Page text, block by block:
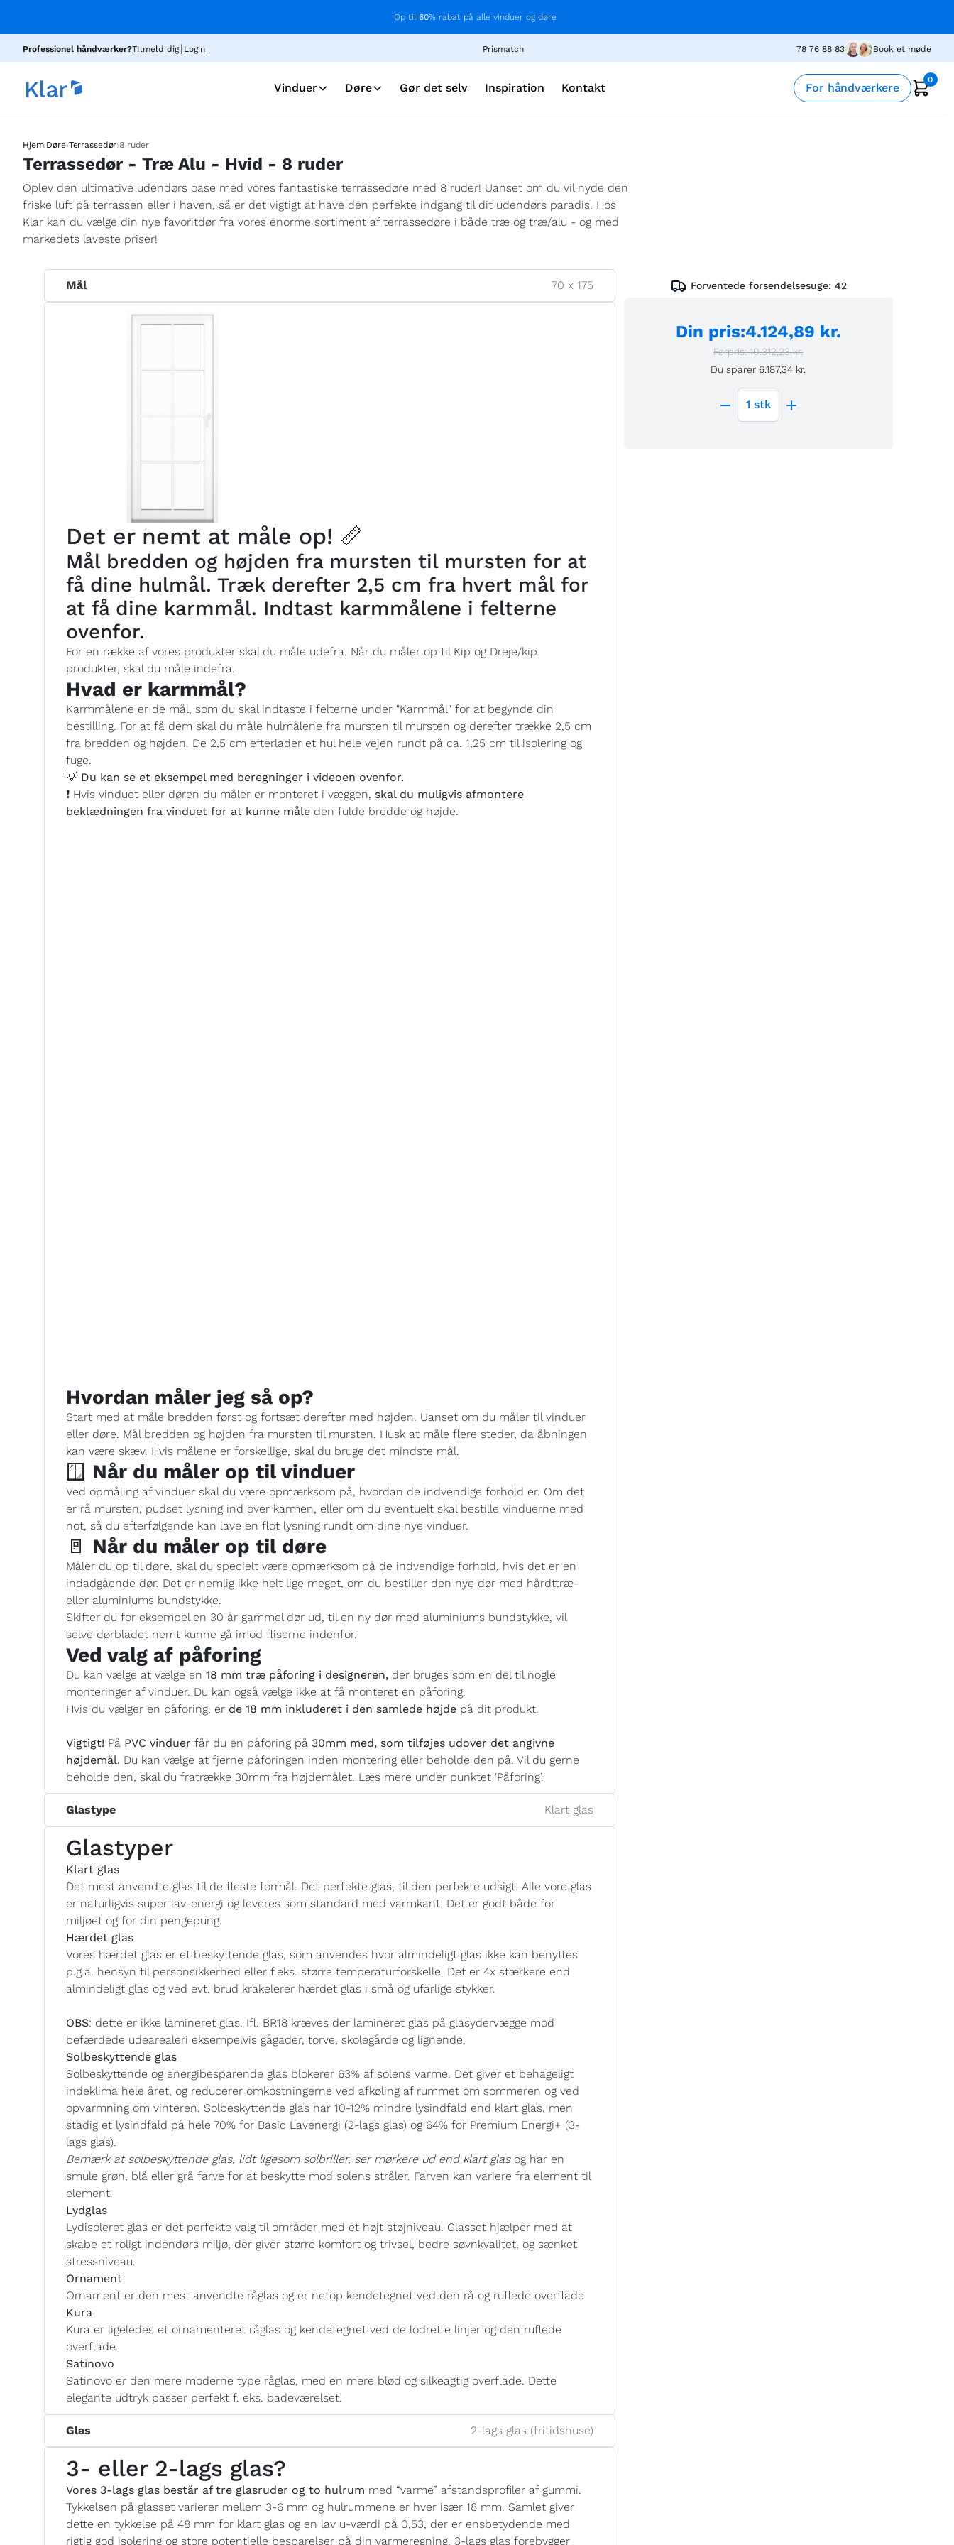
Op til 60% rabat på alle vinduer og døre
Professionel håndværker?TIlmeld dig Login Prismatch 78 76 88 83 Book et møde
Vinduer Døre Gør det selv Inspiration Kontakt For håndværkere
0
Hjem›Døre›Terrassedør›8 ruder
Terrassedør - Træ Alu - Hvid - 8 ruder
Oplev den ultimative udendørs oase med vores fantastiske terrassedøre med 8 ruder! Uanset om du vil nyde den
friske luft på terrassen eller i haven, så er det vigtigt at have den perfekte indgang til dit udendørs paradis. Hos
Klar kan du vælge din nye favoritdør fra vores enorme sortiment af terrassedøre i både træ og træ/alu - og med
markedets laveste priser!
Mål 70 x175
Det er nemt at måle op! 📏
Mål bredden og højden fra mursten til mursten for at
få dine hulmål. Træk derefter 2,5 cm fra hvert mål for
at få dine karmmål. Indtast karmmålene i felterne
ovenfor.
For en række af vores produkter skal du måle udefra. Når du måler op til Kip og Dreje/kip
produkter, skal du måle indefra.
Hvad er karmmål?
Karmmålene er de mål, som du skal indtaste i felterne under "Karmmål" for at begynde din
bestilling. For at få dem skal du måle hulmålene fra mursten til mursten og derefter trække 2,5 cm
fra bredden og højden. De 2,5 cm efterlader et hul hele vejen rundt på ca. 1,25 cm til isolering og
fuge.
💡 Du kan se et eksempel med beregninger i videoen ovenfor.
❗ Hvis vinduet eller døren du måler er monteret i væggen, skal du muligvis afmontere
beklædningen fra vinduet for at kunne måle den fulde bredde og højde.
Hvordan måler jeg så op?
Start med at måle bredden først og fortsæt derefter med højden. Uanset om du måler til vinduer
eller døre. Mål bredden og højden fra mursten til mursten. Husk at måle flere steder, da åbningen
kan være skæv. Hvis målene er forskellige, skal du bruge det mindste mål.
🪟 Når du måler op til vinduer
Ved opmåling af vinduer skal du være opmærksom på, hvordan de indvendige forhold er. Om det
er rå mursten, pudset lysning ind over karmen, eller om du eventuelt skal bestille vinduerne med
not, så du efterfølgende kan lave en flot lysning rundt om dine nye vinduer.
🚪 Når du måler op til døre
Måler du op til døre, skal du specielt være opmærksom på de indvendige forhold, hvis det er en
indadgående dør. Det er nemlig ikke helt lige meget, om du bestiller den nye dør med hårdttræ-
eller aluminiums bundstykke.
Skifter du for eksempel en 30 år gammel dør ud, til en ny dør med aluminiums bundstykke, vil
selve dørbladet nemt kunne gå imod fliserne indenfor.
Ved valg af påforing
Du kan vælge at vælge en 18 mm træ påforing i designeren, der bruges som en del til nogle
monteringer af vinduer. Du kan også vælge ikke at få monteret en påforing.
Hvis du vælger en påforing, er de 18 mm inkluderet i den samlede højde på dit produkt.
Vigtigt! På PVC vinduer får du en påforing på 30mm med, som tilføjes udover det angivne
højdemål. Du kan vælge at fjerne påforingen inden montering eller beholde den på. Vil du gerne
beholde den, skal du fratrække 30mm fra højdemålet. Læs mere under punktet ‘Påforing’.
Glastype Klart glas
Glastyper
Klart glas
Det mest anvendte glas til de fleste formål. Det perfekte glas, til den perfekte udsigt. Alle vore glas
er naturligvis super lav-energi og leveres som standard med varmkant. Det er godt både for
miljøet og for din pengepung.
Hærdet glas
Vores hærdet glas er et beskyttende glas, som anvendes hvor almindeligt glas ikke kan benyttes
p.g.a. hensyn til personsikkerhed eller f.eks. større temperaturforskelle. Det er 4x stærkere end
almindeligt glas og ved evt. brud krakelerer hærdet glas i små og ufarlige stykker.
OBS: dette er ikke lamineret glas. Ifl. BR18 kræves der lamineret glas på glasydervægge mod
befærdede udearealeri eksempelvis gågader, torve, skolegårde og lignende.
Solbeskyttende glas
Solbeskyttende og energibesparende glas blokerer 63% af solens varme. Det giver et behageligt
indeklima hele året, og reducerer omkostningerne ved afkøling af rummet om sommeren og ved
opvarmning om vinteren. Solbeskyttende glas har 10-12% mindre lysindfald end klart glas, men
stadig et lysindfald på hele 70% for Basic Lavenergi (2-lags glas) og 64% for Premium Energi+ (3-
lags glas).
Bemærk at solbeskyttende glas, lidt ligesom solbriller, ser mørkere ud end klart glasog har en
smule grøn, blå eller grå farve for at beskytte mod solens stråler. Farven kan variere fra element til
element.
Lydglas
Lydisoleret glas er det perfekte valg til områder med et højt støjniveau. Glasset hjælper med at
skabe et roligt indendørs miljø, der giver større komfort og trivsel, bedre søvnkvalitet, og sænket
stressniveau.
Ornament
Ornament er den mest anvendte råglas og er netop kendetegnet ved den rå og ruflede overflade
Kura
Kura er ligeledes et ornamenteret råglas og kendetegnet ved de lodrette linjer og den ruflede
overflade.
Satinovo
Satinovo er den mere moderne type råglas, med en mere blød og silkeagtig overflade. Dette
elegante udtryk passer perfekt f. eks. badeværelset.
Glas 2-lags glas (fritidshuse)
3- eller 2-lags glas?
Vores 3-lags glas består af tre glasruder og to hulrum med “varme” afstandsprofiler af gummi.
Tykkelsen på glasset varierer mellem 3-6 mm og hulrummene er hver især 18 mm. Samlet giver
dette en tykkelse på 48 mm for klart glas og en lav u-værdi på 0,53, der er ensbetydende med
rigtig god isolering og store potentielle besparelser på din varmeregning. 3-lags glas forebygger
Forventede forsendelsesuge: 42
Din pris:4.124,89 kr.
Førpris: 10.312,23 kr.
Du sparer 6.187,34 kr.
1 stk